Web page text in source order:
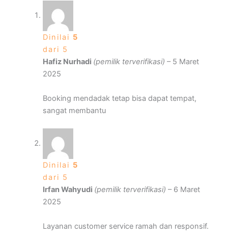
Dinilai 5
dari 5
Hafiz Nurhadi (pemilik terverifikasi) – 5 Maret
2025
Booking mendadak tetap bisa dapat tempat,
sangat membantu
Dinilai 5
dari 5
Irfan Wahyudi (pemilik terverifikasi) – 6 Maret
2025
Layanan customer service ramah dan responsif.